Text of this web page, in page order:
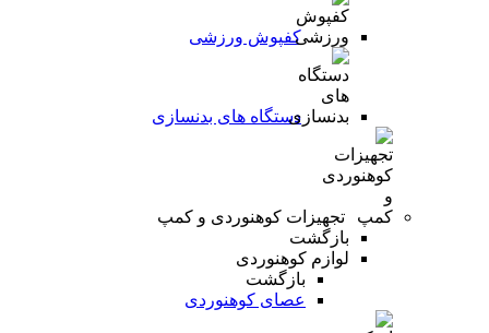
کفپوش ورزشی
دستگاه های بدنسازی
تجهیزات کوهنوردی و کمپ
بازگشت
لوازم کوهنوردی
بازگشت
عصای کوهنوردی